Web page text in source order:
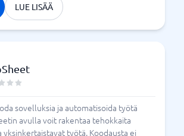
LUE LISÄÄ
sovelluksia ja automatisoida työtä
avulla voit rakentaa tehokkaita
yksinkertaistavat työtä. Koodausta ei